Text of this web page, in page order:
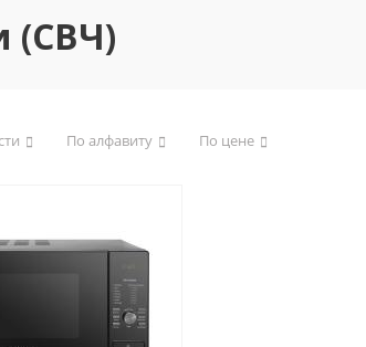
(СВЧ)
По алфавиту По цене